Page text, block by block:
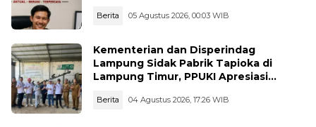
Berita 05 Agustus 2026, 00:03 WIB
Kementerian dan Disperindag
Lampung Sidak Pabrik Tapioka di
Lampung Timur, PPUKI Apresiasi
Berita 04 Agustus 2026, 17:26 WIB